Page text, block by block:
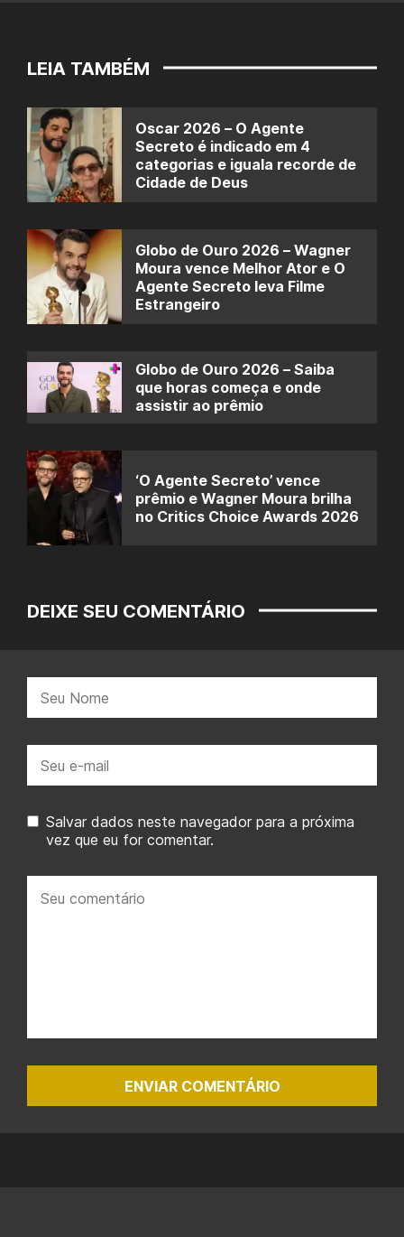
LEIA TAMBÉM
Oscar 2026 – O Agente
Secreto é indicado em 4
categorias e iguala recorde de
Cidade de Deus
Globo de Ouro 2026 – Wagner
Moura vence Melhor Ator e O
Agente Secreto leva Filme
Estrangeiro
Globo de Ouro 2026 – Saiba
que horas começa e onde
assistir ao prêmio
‘O Agente Secreto’ vence
prêmio e Wagner Moura brilha
no Critics Choice Awards 2026
DEIXE SEU COMENTÁRIO
mail:
Salvar dados neste navegador para a próxima
vez que eu for comentar.
comentário:
ENVIAR COMENTÁRIO